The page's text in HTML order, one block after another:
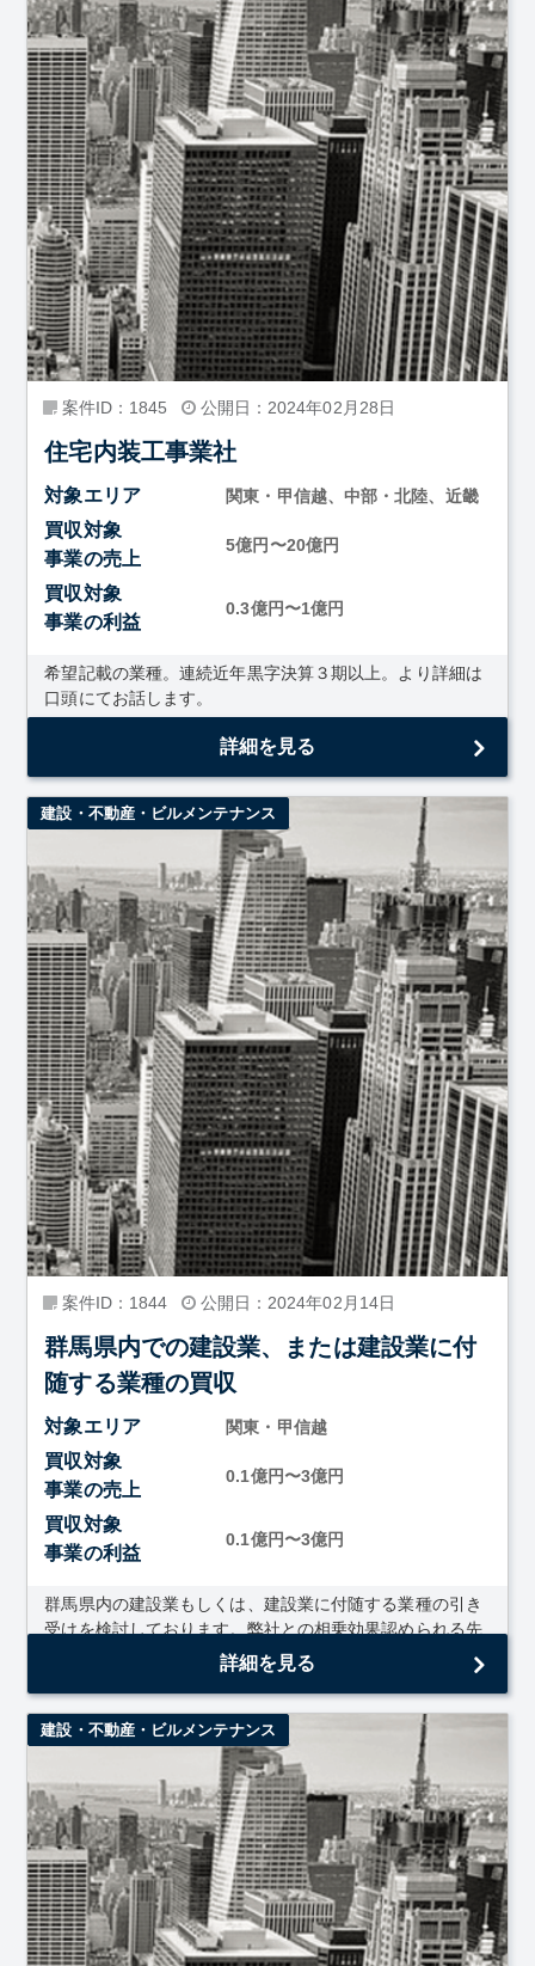
案件ID：1845 公開日：2024年02月28日
住宅内装工事業社
対象エリア 関東・甲信越、中部・北陸、近畿
買収対象
事業の売上
5億円〜20億円
買収対象
事業の利益
0.3億円〜1億円
希望記載の業種。連続近年黒字決算３期以上。より詳細は
口頭にてお話します。
詳細を見る
建設・不動産・ビルメンテナンス
案件ID：1844 公開日：2024年02月14日
群馬県内での建設業、または建設業に付
随する業種の買収
対象エリア 関東・甲信越
買収対象
事業の売上
0.1億円〜3億円
買収対象
事業の利益
0.1億円〜3億円
群馬県内の建設業もしくは、建設業に付随する業種の引き
受けを検討しております。弊社との相乗効果認められる先
であり、一緒に群馬県内の建設業を盛り上げ...
詳細を見る
建設・不動産・ビルメンテナンス